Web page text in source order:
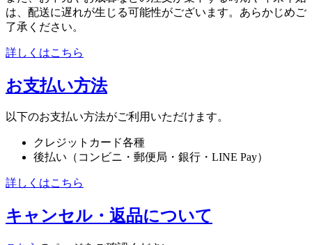
は、配送に遅れが生じる可能性がございます。あらかじめご
了承ください。
詳しくはこちら
お支払い方法
以下のお支払い方法がご利用いただけます。
クレジットカード各種
後払い（コンビニ・郵便局・銀行・LINE Pay）
詳しくはこちら
キャンセル・返品について